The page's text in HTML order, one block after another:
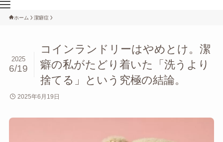
ホーム 潔癖症
コインランドリーはやめとけ。潔
癖の私がたどり着いた「洗うより
捨てる」という究極の結論。
2025
6/19
2025年6月19日